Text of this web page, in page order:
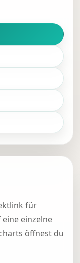
für
einzelne
öffnest du